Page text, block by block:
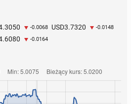
-0.0068 USD3.7320 -0.0148
-0.0164